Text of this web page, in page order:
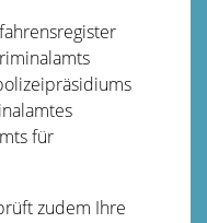
für
zudem Ihre